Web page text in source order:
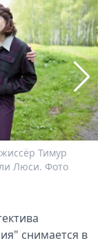
Тимур
Люси. Фото
снимается в